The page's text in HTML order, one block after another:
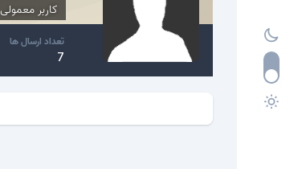
کاربر معمولی
تعداد ارسال ها
7